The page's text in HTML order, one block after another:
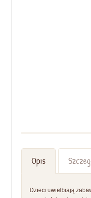
Opis
Dzieci uwielbiają